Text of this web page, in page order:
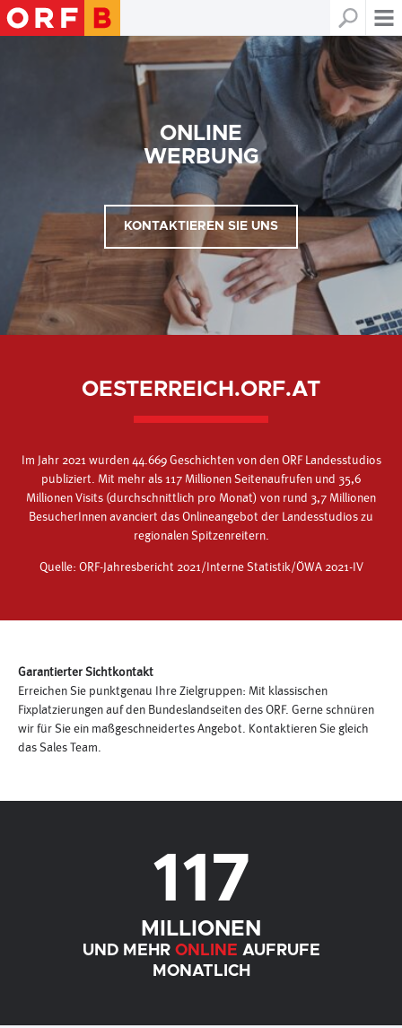
ONLINE
WERBUNG
KONTAKTIEREN SIE UNS
OESTERREICH.ORF.AT
Im Jahr 2021 wurden 44.669 Geschichten von den ORF Landesstudios
publiziert. Mit mehr als 117 Millionen Seitenaufrufen und 35,6
Millionen Visits (durchschnittlich pro Monat) von rund 3,7 Millionen
BesucherInnen avanciert das Onlineangebot der Landesstudios zu
regionalen Spitzenreitern.
Quelle: ORF-Jahresbericht 2021/Interne Statistik/ÖWA 2021-IV
Garantierter Sichtkontakt
Erreichen Sie punktgenau Ihre Zielgruppen: Mit klassischen
Fixplatzierungen auf den Bundeslandseiten des ORF. Gerne schnüren
wir für Sie ein maßgeschneidertes Angebot. Kontaktieren Sie gleich
das Sales Team.
117
MILLIONEN
UND MEHR ONLINE AUFRUFE
MONATLICH